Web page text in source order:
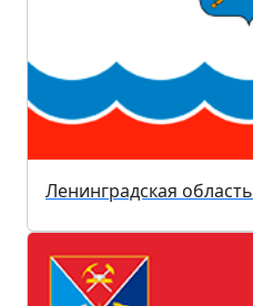
Ленинградская область